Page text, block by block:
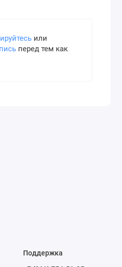
или
перед тем как
Поддержка